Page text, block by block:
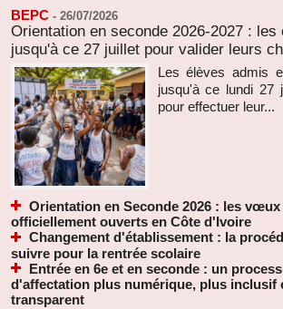
BEPC - 26/07/2026
Orientation en seconde 2026-2027 : les
jusqu'à ce 27 juillet pour valider leurs
Les élèves admis
jusqu'à ce lundi 27
pour effectuer leur...
Orientation en Seconde 2026 : les
officiellement ouverts en Côte d'Ivoire
Changement d'établissement : la
suivre pour la rentrée scolaire
Entrée en 6e et en seconde : un
d'affectation plus numérique, plus inclusif
transparent